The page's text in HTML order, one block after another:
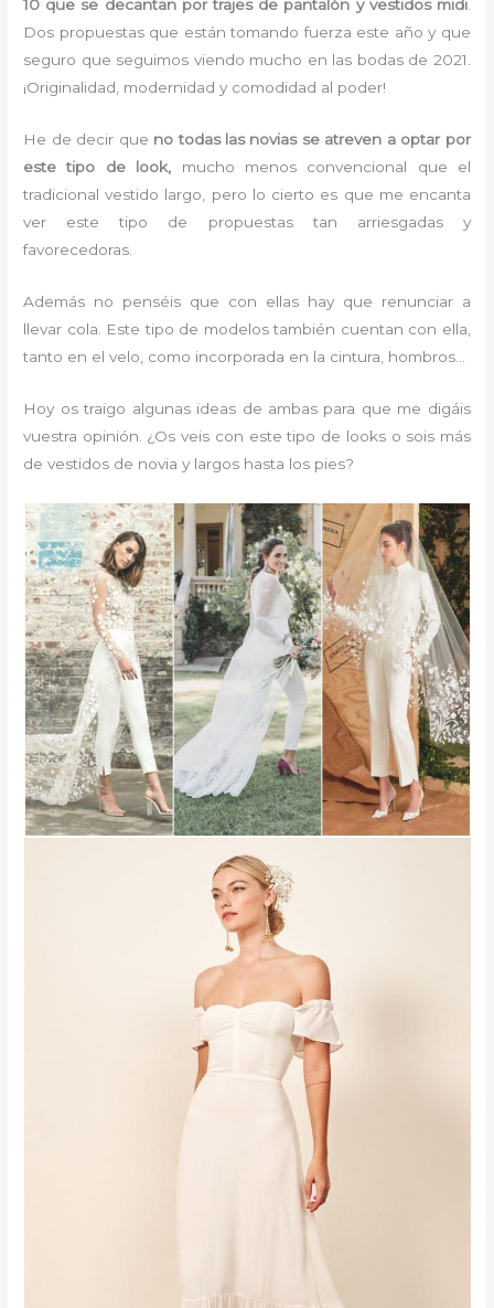
10 que se decantan por trajes de pantalón y vestidos midi.
Dos propuestas que están tomando fuerza este año y que
seguro que seguimos viendo mucho en las bodas de 2021.
¡Originalidad, modernidad y comodidad al poder!
He de decir que no todas las novias se atreven a optar por
este tipo de look, mucho menos convencional que el
tradicional vestido largo, pero lo cierto es que me encanta
ver este tipo de propuestas tan arriesgadas y
favorecedoras.
Además no penséis que con ellas hay que renunciar a
llevar cola. Este tipo de modelos también cuentan con ella,
tanto en el velo, como incorporada en la cintura, hombros…
Hoy os traigo algunas ideas de ambas para que me digáis
vuestra opinión. ¿Os veis con este tipo de looks o sois más
de vestidos de novia y largos hasta los pies?